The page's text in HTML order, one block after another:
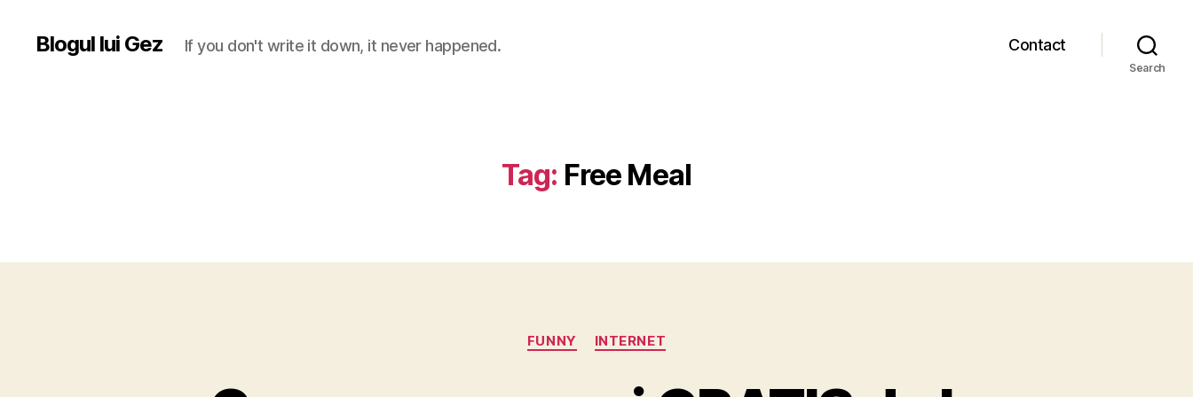
Blogul lui Gez If you don't write it down, it never happened. Contact
Search
Tag: Free Meal
Categories
FUNNY INTERNET